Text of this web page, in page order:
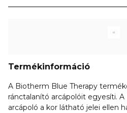
Termékinformáció
A Biotherm Blue Therapy
ránctalanító arcápolóit egyesíti.
arcápoló a kor látható jelei ellen